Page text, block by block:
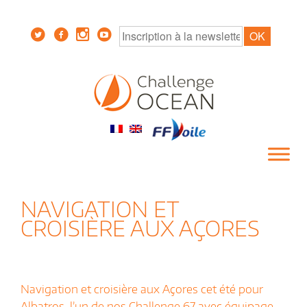
NAVIGATION ET
CROISIÈRE AUX AÇORES
Navigation et croisière aux Açores cet été pour